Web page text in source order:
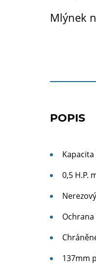
Mlýnek
POPIS
0,5 H.P.
137mm